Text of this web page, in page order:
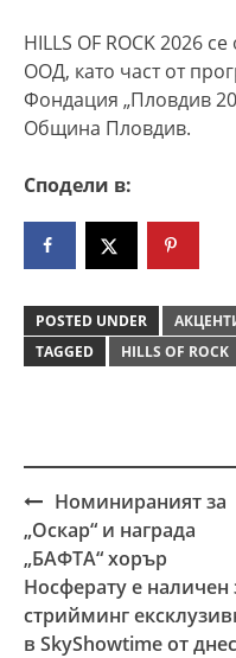
HILLS OF ROCK 2026
ООД, като част от
Фондация „Пловдив
Община Пловдив.
Сподели в:
POSTED UNDER
TAGGED
HILLS OF ROCK
Post
navigation
Номинираният за
„Оскар“ и награда
„БАФТА“ хорър
Носферату е наличен
стрийминг
в SkyShowtime от днес